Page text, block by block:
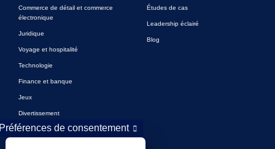
Commerce de détail et commerce
électronique
Juridique
Voyage et hospitalité
Technologie
Finance et banque
Jeux
Divertissement
Marketing numérique et publicité
Études de cas
Leadership éclairé
Blog
de consentement